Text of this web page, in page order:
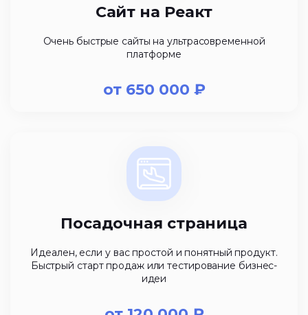
Сайт на Реакт
Очень быстрые сайты на ультрасовременной
платформе
от 650 000 ₽
Посадочная страница
Идеален, если у вас простой и понятный продукт.
Быстрый старт продаж или тестирование бизнес-
идеи